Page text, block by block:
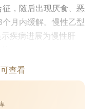
，随后出现厌食、恶
月内缓解。慢性乙型
疾病进展为慢性肝
查看